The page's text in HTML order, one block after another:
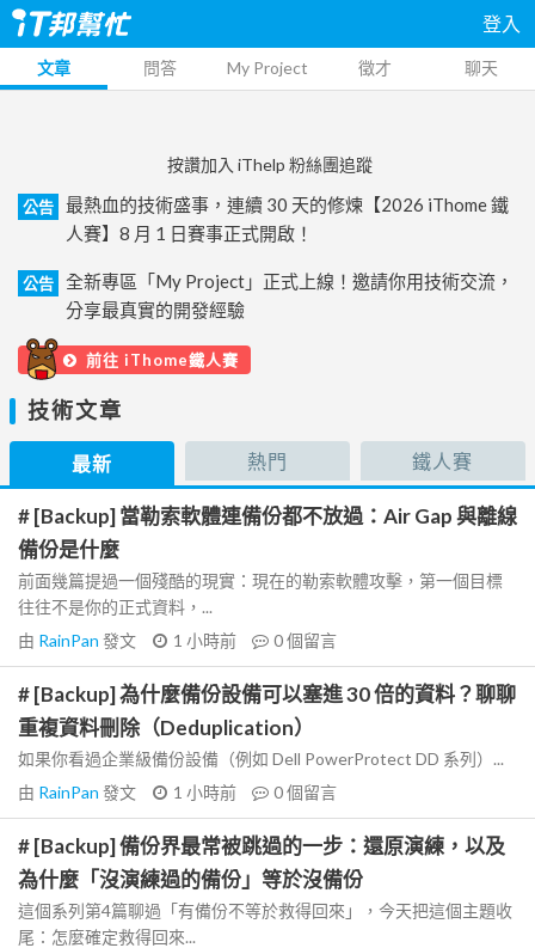
登入
文章 問答 My Project 徵才 聊天
按讚加入 iThelp 粉絲團追蹤
公告
最熱血的技術盛事，連續 30 天的修煉【2026 iThome 鐵
人賽】8 月 1 日賽事正式開啟！
公告
全新專區「My Project」正式上線！邀請你用技術交流，
分享最真實的開發經驗
前往 iThome鐵人賽
技術文章
最新 熱門 鐵人賽
# [Backup] 當勒索軟體連備份都不放過：Air Gap 與離線
備份是什麼
前面幾篇提過一個殘酷的現實：現在的勒索軟體攻擊，第一個目標
往往不是你的正式資料，...
由 RainPan 發文 1 小時前 0個留言
# [Backup] 為什麼備份設備可以塞進 30 倍的資料？聊聊
重複資料刪除（Deduplication）
如果你看過企業級備份設備（例如 Dell PowerProtect DD 系列）...
由 RainPan 發文 1 小時前 0個留言
# [Backup] 備份界最常被跳過的一步：還原演練，以及
為什麼「沒演練過的備份」等於沒備份
這個系列第4篇聊過「有備份不等於救得回來」，今天把這個主題收
尾：怎麼確定救得回來...